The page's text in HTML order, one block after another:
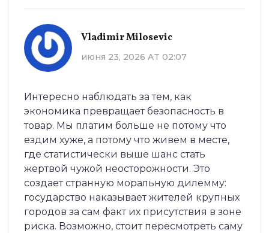
Vladimir Milosevic
июня 23, 2026 AT 02:07
Интересно наблюдать за тем, как
экономика превращает безопасность в
товар. Мы платим больше не потому что
ездим хуже, а потому что живем в месте,
где статистически выше шанс стать
жертвой чужой неосторожности. Это
создает странную моральную дилемму:
государство наказывает жителей крупных
городов за сам факт их присутствия в зоне
риска. Возможно, стоит пересмотреть саму